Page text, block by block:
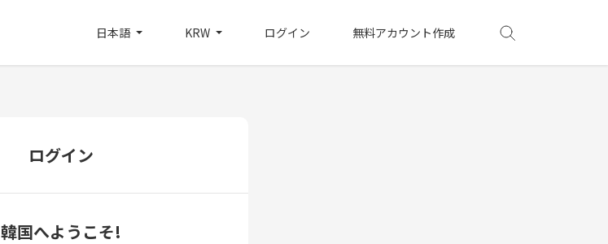
日本語 KRW ログイン 無料アカウント作成
ログイン
韓国へようこそ!